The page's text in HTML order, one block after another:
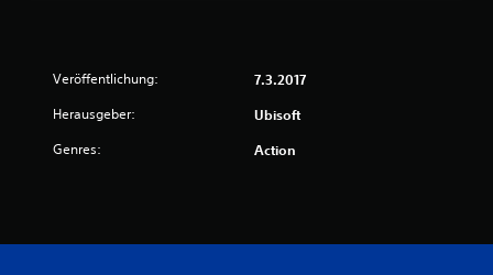
Veröffentlichung: 7.3.2017
Herausgeber: Ubisoft
Genres: Action